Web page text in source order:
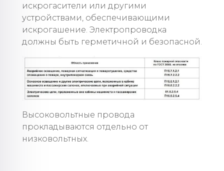
искрогасители или другими
устройствами, обеспечивающими
искрогашение. Электропроводка
должны быть герметичной и безопасной.
Высоковольтные провода
прокладываются отдельно от
низковольтных.